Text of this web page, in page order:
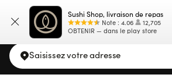
Sushi Shop, livraison de repas
Note : 4.06
12,705
OBTENIR — dans le play store
Carte
Saisissez votre adresse